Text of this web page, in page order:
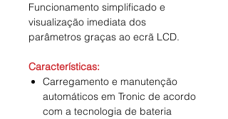
Funcionamento simplificado e
visualização imediata dos
parâmetros graças ao ecrã LCD.
Características:
Carregamento e manutenção
automáticos em Tronic de acordo
com a tecnologia de bateria